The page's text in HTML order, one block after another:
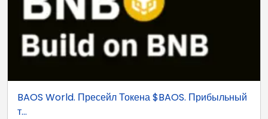
BAOS World. Пресейл Токена $BAOS. Прибыльный
т...